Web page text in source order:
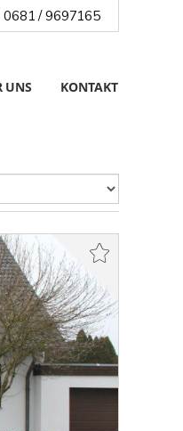
0681 / 9697165
UNS KONTAKT